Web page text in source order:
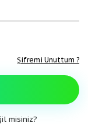
Şifremi Unuttum ?
misiniz?